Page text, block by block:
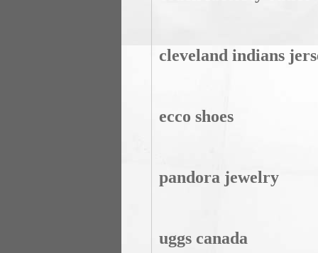
cleveland indians
ecco shoes
pandora jewelry
uggs canada